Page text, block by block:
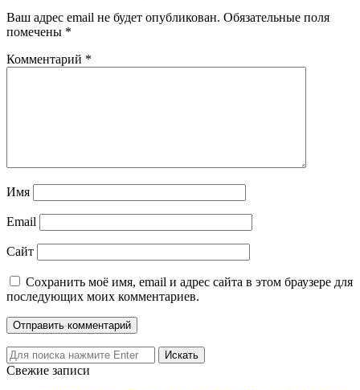
Ваш адрес email не будет опубликован. Обязательные поля
помечены *
Комментарий *
Имя
Email
Сайт
Сохранить моё имя, email и адрес сайта в этом браузере для
последующих моих комментариев.
Свежие записи